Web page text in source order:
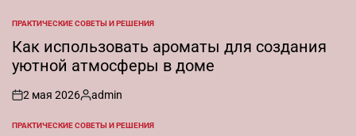
ОПУБЛИКОВАНО
В
ПРАКТИЧЕСКИЕ СОВЕТЫ И РЕШЕНИЯ
Как использовать ароматы для создания
уютной атмосферы в доме
on
2 мая 2026
Запись
admin
ОПУБЛИКОВАНО
ПРАКТИЧЕСКИЕ СОВЕТЫ И РЕШЕНИЯ